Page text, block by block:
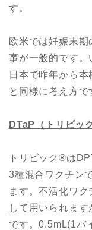
す。
欧米では妊娠末期
事が一般的です。
日本で昨年から
と同様に考え方で
DTaP （トリビッ
トリビック ®︎は
3種混合ワクチン
ます。不活化ワ
して 用いられます
です。0.5mL(1バ